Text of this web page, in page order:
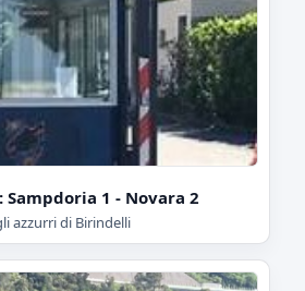
Sampdoria 1 - Novara 2
azzurri di Birindelli